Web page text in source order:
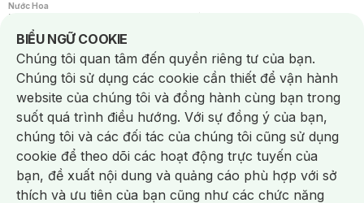
Nước Hoa
Nước Hoa Nữ
Chăm Sóc Cá Nhân
Chống Muỗi /Khẩu Trang /Máy Massage/Mặt Nạ Xông Hơi /Nước Rửa Tay/
Sản Phẩm Chăm Sóc Khác /Bàn Chải Đánh Răng /Bàn Chải Điện/
Hỗ Trợ Trắng Răng/Kem Đánh Răng /Máy Tăm Nước/ Nước Súc Miệng/
Tăm / Chỉ Nha Khoa/ Xịt Thơm Miệng / Dung Dịch Vệ Sinh/Dưỡng Vùng Kín/
Khăn Ướt Vệ Sinh Vùng Kín/Băng Vệ Sinh/Tampon/Bọt Cạo Râu /Dao Cạo Râu/
Máy Cạo Râu
Vấn Đề Về Da
Da Dầu / Lỗ Chân Lông To/ Da Khô / Mất Nước/ Da Lão Hóa/ Da Mụn/
Da Nhạy Cảm / Kích Ứng
Da Xỉn Màu Thâm / Nám / Tàn Nhang
Quầng Thâm & Bọng Mắt /Sẹo /Viêm Da Cơ Địa
Dụng Cụ / Phụ Kiện Chăm Sóc Da
Bông Tẩy Trang
Khăn Lau Mặt Khô Dụng Cụ / Máy Rửa Mặt Máy Chăm Sóc Da
Dụng Cụ Chăm Sóc Khác
BIỂU NGỮ COOKIE
Notice about cookies usage
Chúng tôi quan tâm đến quyền riêng tư của bạn.
Chúng tôi sử dụng các cookie cần thiết để vận hành
website của chúng tôi và đồng hành cùng bạn trong
suốt quá trình điều hướng. Với sự đồng ý của bạn,
chúng tôi và các đối tác của chúng tôi cũng sử dụng
cookie để theo dõi các hoạt động trực tuyến của
bạn, đề xuất nội dung và quảng cáo phù hợp với sở
thích và ưu tiên của bạn cũng như các chức năng